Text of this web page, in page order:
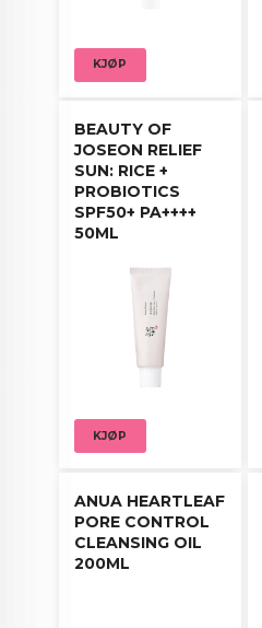
KJØP
BEAUTY OF
JOSEON RELIEF
SUN: RICE +
PROBIOTICS
SPF50+ PA++++
50ML
KJØP
ANUA HEARTLEAF
PORE CONTROL
CLEANSING OIL
200ML